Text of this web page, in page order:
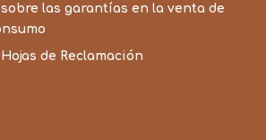
las garantías en la venta de
de Reclamación